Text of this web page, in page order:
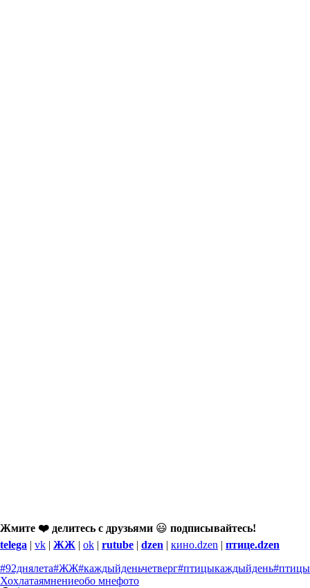
Жмите ❤️ делитесь с друзьями 😃 подписывайтесь!
telega | vk | ЖЖ | ok | rutube | dzen | кино.dzen | птице.dzen
#92днялета#ЖЖ#каждыйденьчетверг#птицыкаждыйдень
Хохлатаямнениеобо мнефото